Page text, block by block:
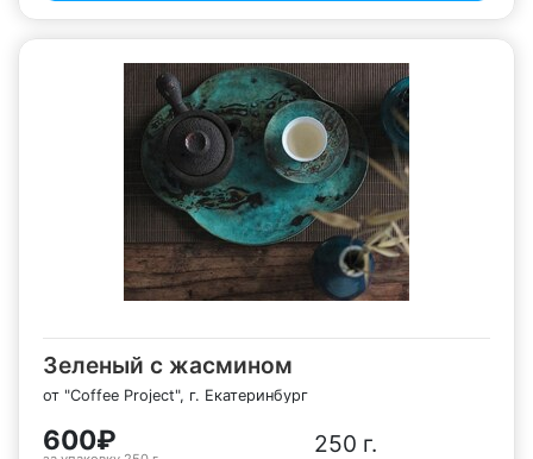
Зеленый с жасмином
от "Coffee Project", г. Екатеринбург
600₽ 250 г.